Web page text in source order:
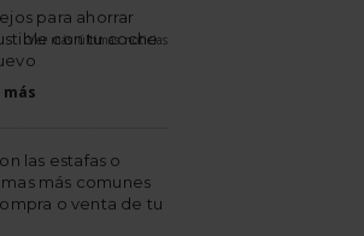
Ver más últimas noticias
para ahorrar
con tu coche
las estafas o
más comunes
o venta de tu